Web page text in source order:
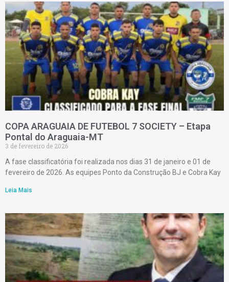
COPA ARAGUAIA DE FUTEBOL 7 SOCIETY – Etapa
Pontal do Araguaia-MT
3 de fevereiro de 2026
A fase classificatória foi realizada nos dias 31 de janeiro e 01 de
fevereiro de 2026. As equipes Ponto da Construção BJ e Cobra Kay
Leia Mais